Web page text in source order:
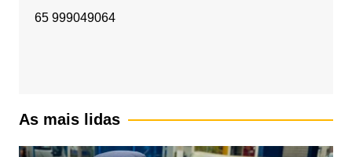
65 999049064
As mais lidas